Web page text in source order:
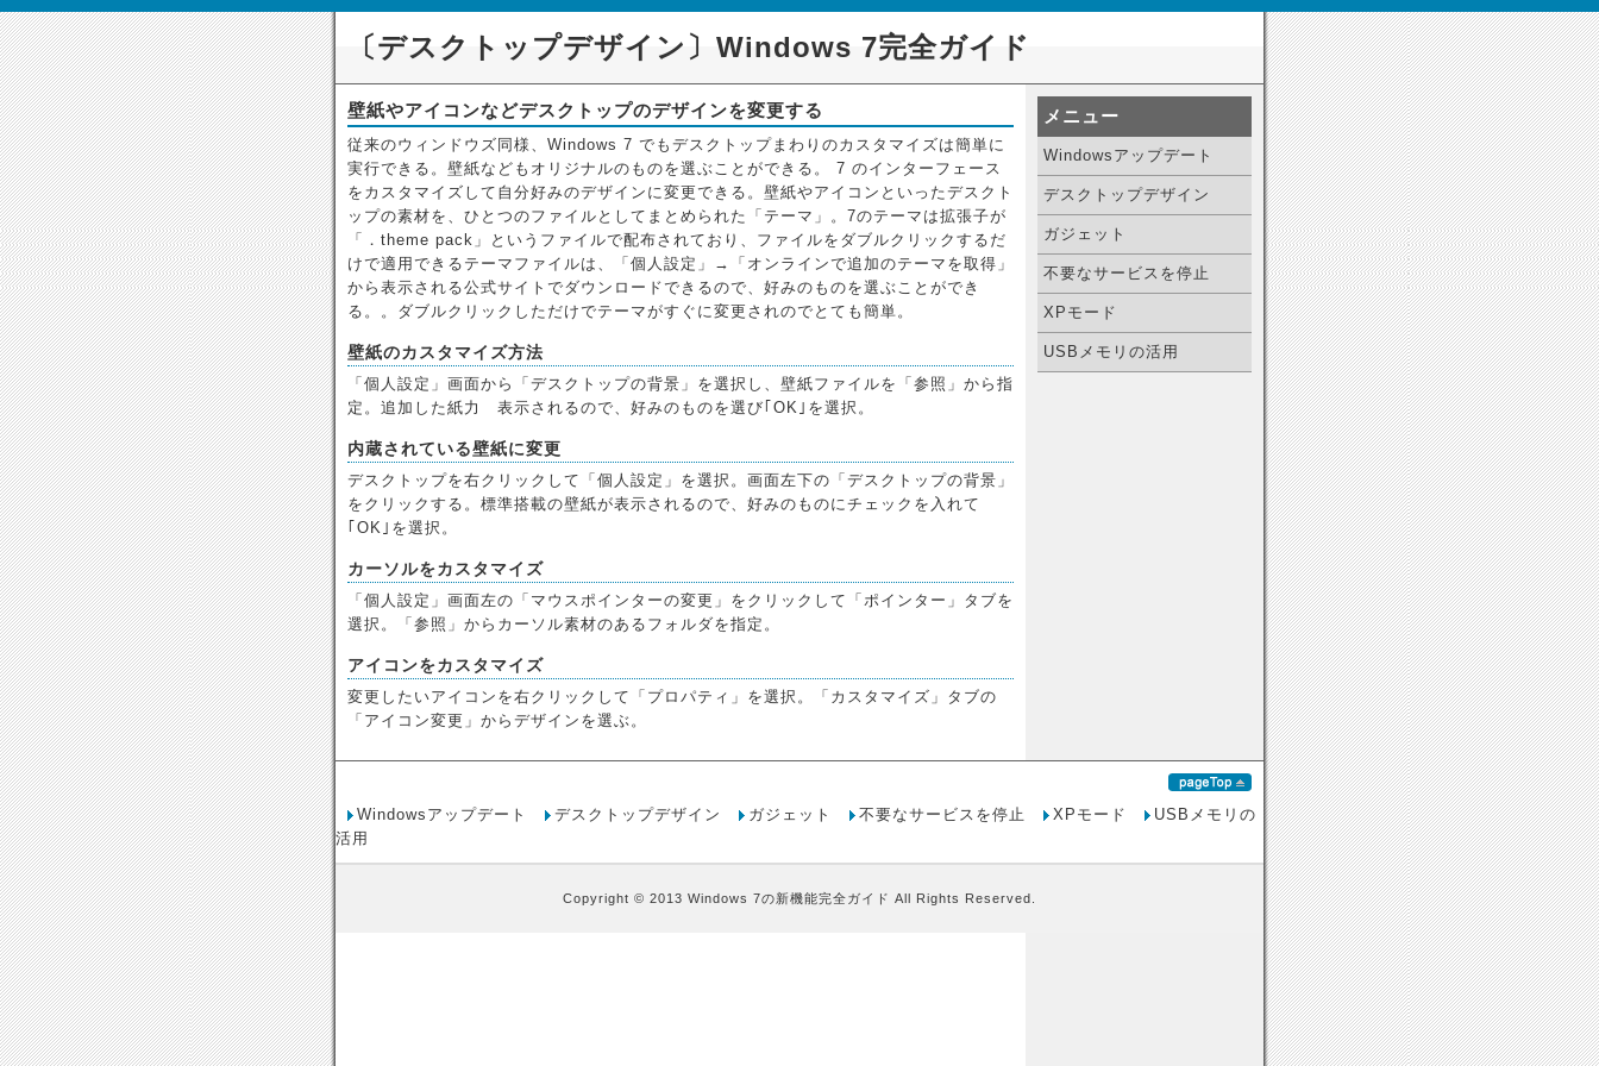
〔デスクトップデザイン〕Windows 7完全ガイド
壁紙やアイコンなどデスクトップのデザインを変更する
従来のウィンドウズ同様、Windows 7 でもデスクトップまわりのカスタマイズは簡単に
実行できる。壁紙などもオリジナルのものを選ぶことができる。 7 のインターフェース
をカスタマイズして自分好みのデザインに変更できる。壁紙やアイコンといったデスクト
ップの素材を、ひとつのファイルとしてまとめられた「テーマ」。7のテーマは拡張子が
「．theme pack」というファイルで配布されており、ファイルをダブルクリックするだ
けで適用できるテーマファイルは、「個人設定」→「オンラインで追加のテーマを取得」
から表示される公式サイトでダウンロードできるので、好みのものを選ぶことができ
る。。ダブルクリックしただけでテーマがすぐに変更されのでとても簡単。
壁紙のカスタマイズ方法
「個人設定」画面から「デスクトップの背景」を選択し、壁紙ファイルを「参照」から指
定。追加した紙力ゞ表示されるので、好みのものを選び｢OK｣を選択。
内蔵されている壁紙に変更
デスクトップを右クリックして「個人設定」を選択。画面左下の「デスクトップの背景」
をクリックする。標準搭載の壁紙が表示されるので、好みのものにチェックを入れて
｢OK｣を選択。
カーソルをカスタマイズ
「個人設定」画面左の「マウスポインターの変更」をクリックして「ポインター」タブを
選択。「参照」からカーソル素材のあるフォルダを指定。
アイコンをカスタマイズ
変更したいアイコンを右クリックして「プロパティ」を選択。「カスタマイズ」タブの
「アイコン変更」からデザインを選ぶ。
メニュー
Windowsアップデート
デスクトップデザイン
ガジェット
不要なサービスを停止
XPモード
USBメモリの活用
Windowsアップデート デスクトップデザイン ガジェット 不要なサービスを停止 XPモード
USBメモリの
活用
Copyright © 2013 Windows 7の新機能完全ガイド All Rights Reserved.